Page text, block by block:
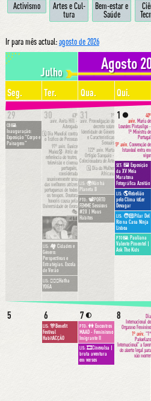
Ac­ti­vis­mo
Ar­tes e Cul­
tu­ra
Bem-estar e
Sa­ú­de
Ir para mês actual:agosto de 2026
Julho Agosto
Seg. Ter. Qua. Qui.
29
CB🖼:
Inauguração:
Exposição "Corpo e
Paisagem"
30
63º
aniv. Anita Hill -
Advogada
🗓 Dia Mundial contra
o Tráfico de Pessoas
91º aniv. Eunice
Muñoz🎖- Atriz de
referência do teatro,
televisão e cinema
português,
considerada
unanimemente uma
das melhores atrizes
portuguesas de todos
os tempos. Doutora
honoris causa pela
Universidade de Évora
🎭
🇵🇹
LIS: 🏘 Cidades e
Género:
Perspectivas e
Estratégias. Escola
de Verão
LIS: 🧘🏽‍♀️Hatha
YOGA
31
1º
aniv. Promulgação do
decreto sobre
Identidade de Género
e Características
Sexuais
122º aniv. Marta
Ortigão Sampaio -
Colecionadora de Arte
🗓 Dia da Mulher
Africana
LIS: 🌍Não há
Planeta B
PTO: 📽PORTO
FEMME Sessions
#20 | Maus
Hábitos
1 🌑
40º
aniv.Maria de
Lourdes Pintasilgo -
1ª Ministra de
Portugal
5º aniv. Convenção de
Istambul entra em
vigor
SET:🖼 Exposição
da XV Meia
Maratona
Fotográfica Azeitão
LIS:🌎Rebelião
pelo Clima @Ler
Devagar
LIS:🧑🏻Pilar Del
Rio na Casa Ninja
Lisboa
PTO🖼:Pauliana
Valente Pimentel |
Ask The Kids
5 6
LIS: 🎊Benefit
Festival
HabitACÇÃO
7 🌓
PTO: 👭 Encontros
MAAD - Feminismo
Imigrante II
LIS: 🎞Cinevalsa |
bruta aventura
em versos
8
Dia
Internacional do
Orgasmo Feminino
1º aniv.“1°
Pañuelazo
Internacional” a favor
do aborto legal para
não morrer